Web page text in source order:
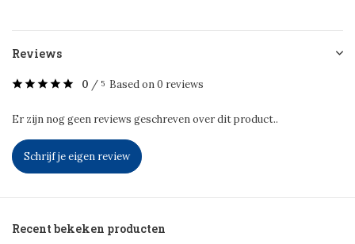
Reviews
0 / 5 Based on 0 reviews
Er zijn nog geen reviews geschreven over dit product..
Schrijf je eigen review
Recent bekeken producten